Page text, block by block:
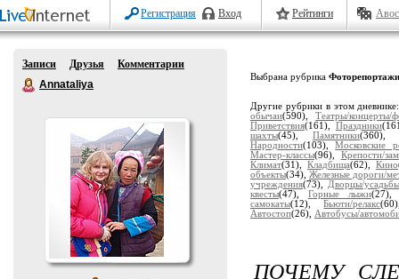
Регистрация Вход Рейтинги
Записи Друзья
Комментарии
Annataliya
Выбрана рубрика Фоторепортажи
Другие рубрики в этом
обычаи(590),Театры/концерты/
Приветствия(161), Праздники
шахты(45),Памятники
Народности(103),Московские
Мастер-классы(96), Крепости/
Климат(31), Кладбища(62), Кино
объекты(34), Железные дороги/
учреждения(73), Дворцы/усадьбы
квесты(47), Горные лыжи
самокаты(12),Бьюти/релакс
Автостоп(26), Автобусы/
ПОЧЕМУ